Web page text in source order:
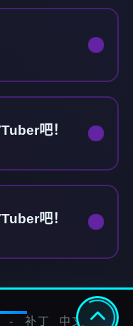
吧！
吧！
- 补丁 中文